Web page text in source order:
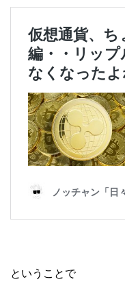
ということで